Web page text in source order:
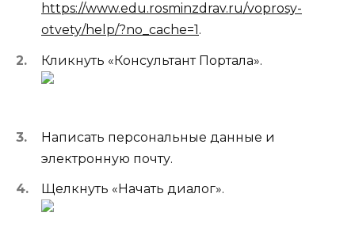
https://www.edu.rosminzdrav.ru/voprosy-
otvety/help/?no_cache=1 .
Кликнуть «Консультант Портала».
Написать персональные данные и
электронную почту.
Щелкнуть «Начать диалог».